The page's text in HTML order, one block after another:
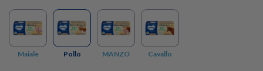
Maiale Pollo MANZO Cavallo